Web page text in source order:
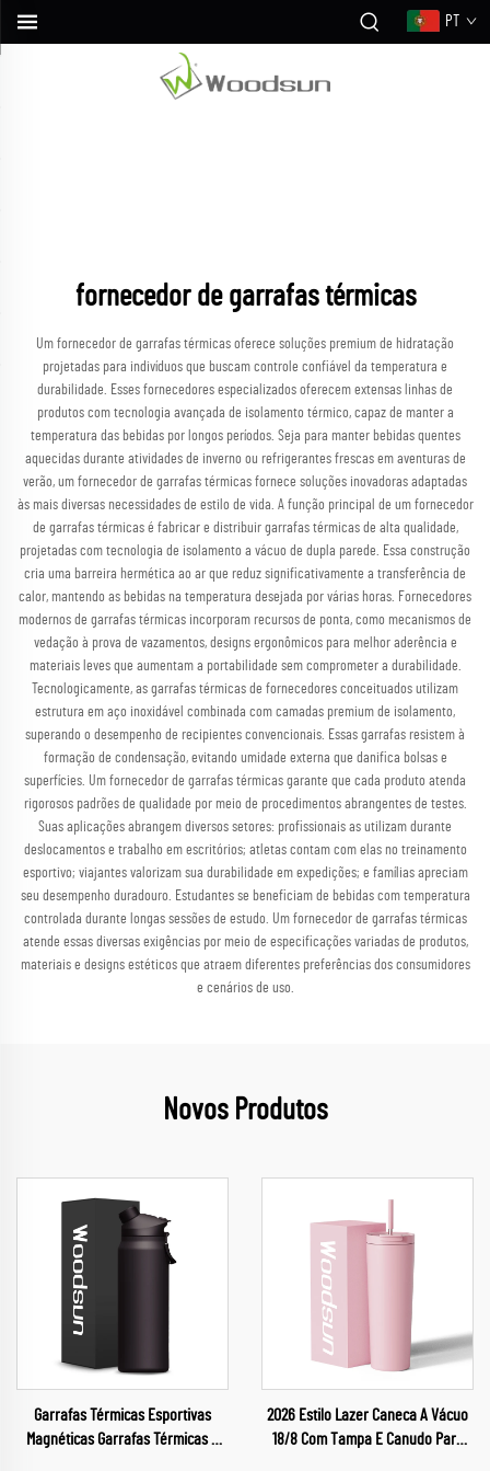
PT
fornecedor de garrafas térmicas
Um fornecedor de garrafas térmicas oferece soluções premium de hidratação
projetadas para indivíduos que buscam controle confiável da temperatura e
durabilidade. Esses fornecedores especializados oferecem extensas linhas de
produtos com tecnologia avançada de isolamento térmico, capaz de manter a
temperatura das bebidas por longos períodos. Seja para manter bebidas quentes
aquecidas durante atividades de inverno ou refrigerantes frescas em aventuras de
verão, um fornecedor de garrafas térmicas fornece soluções inovadoras adaptadas
às mais diversas necessidades de estilo de vida. A função principal de um fornecedor
de garrafas térmicas é fabricar e distribuir garrafas térmicas de alta qualidade,
projetadas com tecnologia de isolamento a vácuo de dupla parede. Essa construção
cria uma barreira hermética ao ar que reduz significativamente a transferência de
calor, mantendo as bebidas na temperatura desejada por várias horas. Fornecedores
modernos de garrafas térmicas incorporam recursos de ponta, como mecanismos de
vedação à prova de vazamentos, designs ergonômicos para melhor aderência e
materiais leves que aumentam a portabilidade sem comprometer a durabilidade.
Tecnologicamente, as garrafas térmicas de fornecedores conceituados utilizam
estrutura em aço inoxidável combinada com camadas premium de isolamento,
superando o desempenho de recipientes convencionais. Essas garrafas resistem à
formação de condensação, evitando umidade externa que danifica bolsas e
superfícies. Um fornecedor de garrafas térmicas garante que cada produto atenda
rigorosos padrões de qualidade por meio de procedimentos abrangentes de testes.
Suas aplicações abrangem diversos setores: profissionais as utilizam durante
deslocamentos e trabalho em escritórios; atletas contam com elas no treinamento
esportivo; viajantes valorizam sua durabilidade em expedições; e famílias apreciam
seu desempenho duradouro. Estudantes se beneficiam de bebidas com temperatura
controlada durante longas sessões de estudo. Um fornecedor de garrafas térmicas
atende essas diversas exigências por meio de especificações variadas de produtos,
materiais e designs estéticos que atraem diferentes preferências dos consumidores
e cenários de uso.
Novos Produtos
Garrafas Térmicas Esportivas
Magnéticas Garrafas Térmicas a
2026 Estilo Lazer Caneca A Vácuo
18/8 Com Tampa E Canudo Para